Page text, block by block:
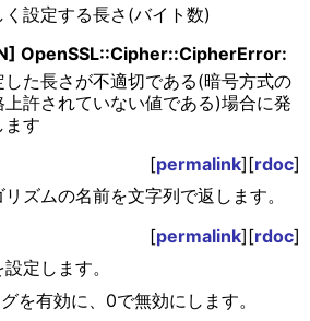
く設定する長さ(バイト数)
OpenSSL::Cipher::CipherError:
した長さが不適切である(暗号方式の
上許されていない値である)場合に発
ます
[permalink][rdoc]
ズムの名前を文字列で返します。
[permalink][rdoc]
定します。
を有効に、0で無効にします。